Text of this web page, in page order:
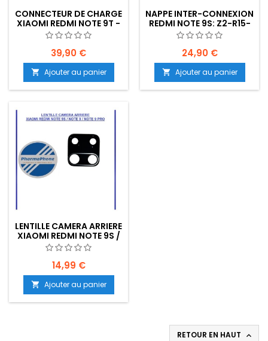
CONNECTEUR DE CHARGE
XIAOMI REDMI NOTE 9T -
EMPLACEMENT: Z2-R15-
E20
39,90 €
 Ajouter au panier
NAPPE INTER-CONNEXION
REDMI NOTE 9S: Z2-R15-
E12
24,90 €
 Ajouter au panier
LENTILLE CAMERA ARRIERE
XIAOMI REDMI NOTE 9S /
NOTE9 / NOTE 9PRO -
EMPLACEMENT: Z2 - R15 -
E35
14,99 €
 Ajouter au panier
RETOUR EN HAUT 